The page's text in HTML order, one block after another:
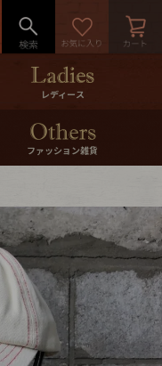
クーポンプレゼン
ンプレゼント
イページ
International Shipping
集一覧
レディース
ファッション雑貨